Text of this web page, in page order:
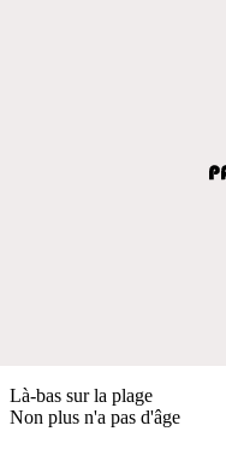
Là-bas sur la plage
Non plus n'a pas d'âge